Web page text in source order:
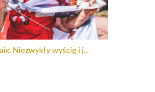
Niezwykły wyścig i j...